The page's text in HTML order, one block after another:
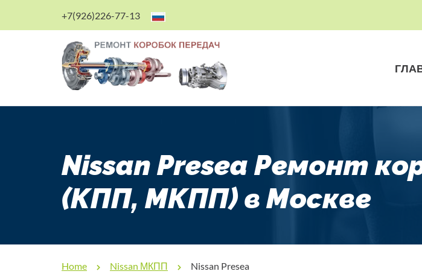
+7(926)226-77-13
Nissan Presea Ремонт
(КПП, МКПП) в Москве
Home Nissan МКПП Nissan Presea